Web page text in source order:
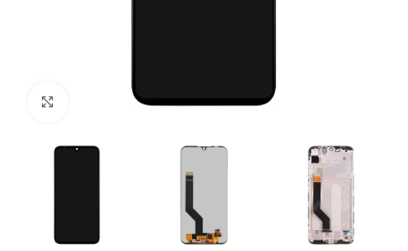
Cliquez pour agrandir